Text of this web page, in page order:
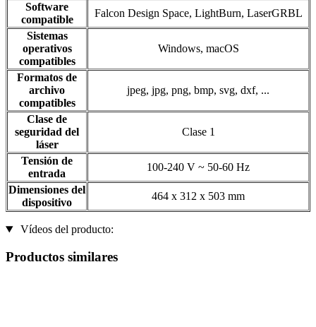
Software
compatible
Falcon Design Space, LightBurn, LaserGRBL
Sistemas
operativos
compatibles
Windows, macOS
Formatos de
archivo
compatibles
jpeg, jpg, png, bmp, svg, dxf, ...
Clase de
seguridad del
láser
Clase 1
Tensión de
entrada
100-240 V ~ 50-60 Hz
Dimensiones del
dispositivo
464 x 312 x 503 mm
Vídeos del producto:
Productos similares